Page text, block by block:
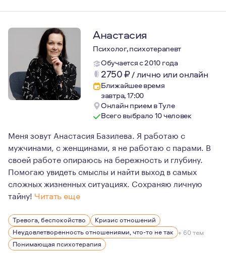
Анастасия
Психолог, психотерапевт
Обучается с 2010 года
2750₽/лично или онлайн
Ближайшее время
завтра, 17:00
Онлайн прием в Туле
Всего выбрало 10 человек
Меня зовут Анастасия Базилева. Я работаю с
мужчинами, с женщинами, я не работаю с парами. В
своей работе опираюсь на бережность и глубину.
Помогаю увидеть смыслы и найти выход в самых
сложных жизненных ситуациях. Сохраняю личную
тайну! Читать еще
На что я опираюсь в своей практике:
Профессионализм — МГППУ один из лучших вузов,
Профессиональная этика — сохранение тайны
Тревога, беспокойство
Кризис отношений
Неудовлетворенность отношениями, что-то не так + 60 тем
Понимающая психотерапия